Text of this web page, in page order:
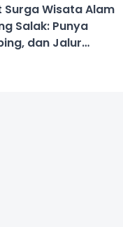
Surga Wisata Alam
Salak: Punya
dan Jalur